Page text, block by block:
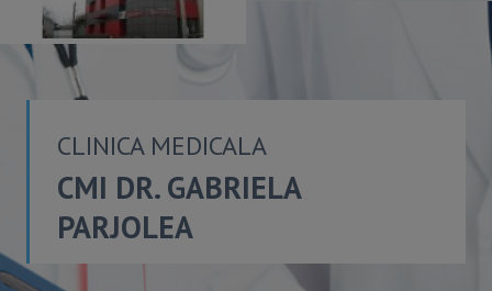
CLINICA MEDICALA
CMI DR. GABRIELA
PARJOLEA